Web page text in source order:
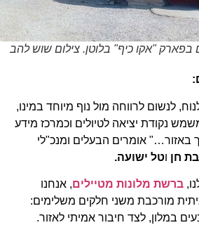
"אקו כיף" בלוטן. צילום שוש להב
לנשום לרווחה מול נוף מיוחד במינו,
נקודת יציאה לטיולים וכמרכז מידע
אומרים הבעלים ומנכ"לי
חן וטל ישועה.
ברשת מלונות מטיילים, אנחנו
מורכבת משני חלקים משלימים:
במלון, לצד חיבור אמיתי לאזור.